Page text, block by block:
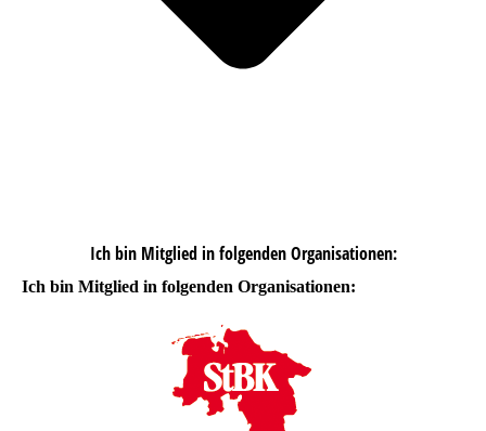
Ich bin Mitglied in folgenden Organisationen:
Ich bin Mitglied in folgenden Organisationen: